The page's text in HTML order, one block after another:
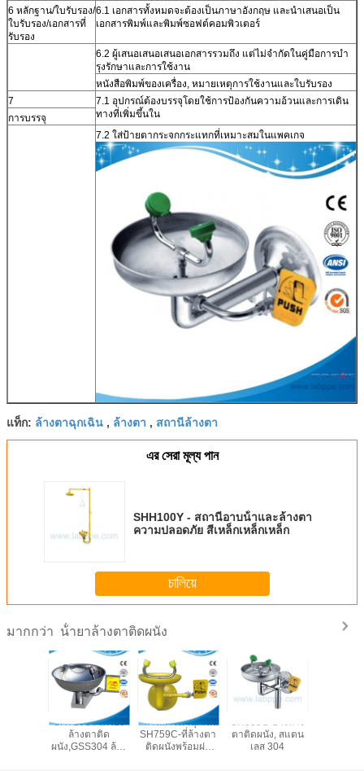
6 หลักฐาน/ใบรับรอง/
ใบรับรอง/เอกสารที่
รับรอง
6.1 เอกสารทั้งหมดจะต้องเป็นภาษาอังกฤษ และนําเสนอเป็น
เอกสารพิมพ์และพิมพ์ซอฟต์คอมพิวเตอร์
6.2 ผู้เสนอเสนอเสนอเอกสารรวมถึง แต่ไม่จํากัดในคู่มือการบํา
รุงรักษาและการใช้งาน
หนังสือพิมพ์ของเครื่อง, หมายเหตุการใช้งานและใบรับรอง
7
7.1 อุปกรณ์ต้องบรรจุโดยใช้การป้องกันความอ้วนและการเดิน
ทางที่เพิ่มขึ้นใน
การบรรจุ
7.2 ใส่ป้ายตากระจกกระแทกที่เหมาะสมในแพคเกจ
แท็ก: ล้างตาฉุกเฉิน , ล้างตา , สถานีล้างตา
এর সেরা মূল্য পান
SHH100Y - สถานีอาบน้ําและล้างตา
ความปลอดภัย สีเหล็กเหล็กเหล็ก
চালিয়ে
มากกว่า น้ํายาล้างตาติดผนัง
SH710ST-เครื่อง
ล้างตาติด
ผนัง,GSS304 ล้าง
สถานีล้างตาฉุกเฉิน
SH759C-ที่ล้างตา
ติดผนังพร้อมฝา
SH359C-อ่างล้าง
ตาติดผนัง, สแตน
เลส 304